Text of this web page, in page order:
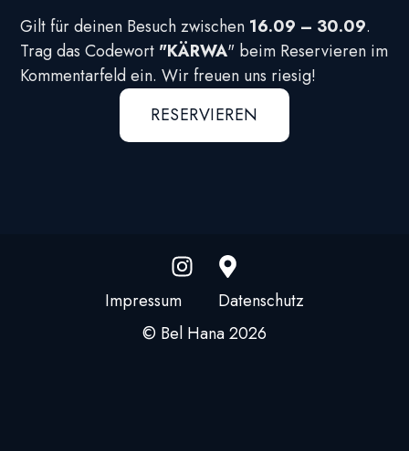
Gilt für deinen Besuch zwischen 16.09 – 30.09.
Trag das Codewort "KÄRWA" beim Reservieren im
Kommentarfeld ein. Wir freuen uns riesig!
RESERVIEREN
© Bel Hana 2026
Impressum Datenschutz